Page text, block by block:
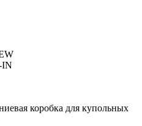
IN
коробка для купольных